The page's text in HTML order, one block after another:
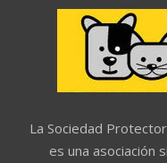
La Sociedad
es una asociación